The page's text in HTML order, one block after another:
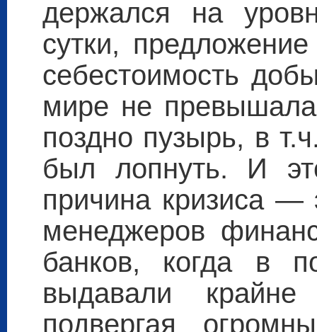
держался на
сутки,
себестоимость
мире не
поздно пузырь, в
был лопнуть. И
причина кризиса —
менеджеров
банков, когда в
выдавали крайне
подвергая